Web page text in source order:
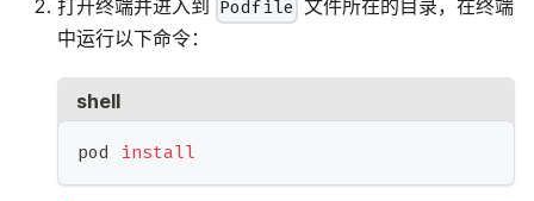
打开终端并进入到 Podfile 文件所在的目录，在终端
中运行以下命令：
shell
pod install